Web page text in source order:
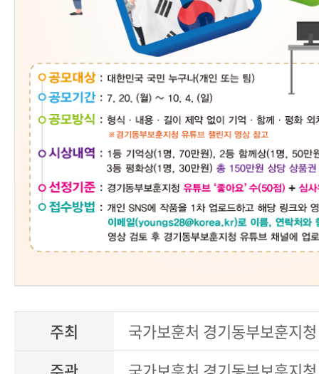
주최
국가보훈처 경기동부보훈지청